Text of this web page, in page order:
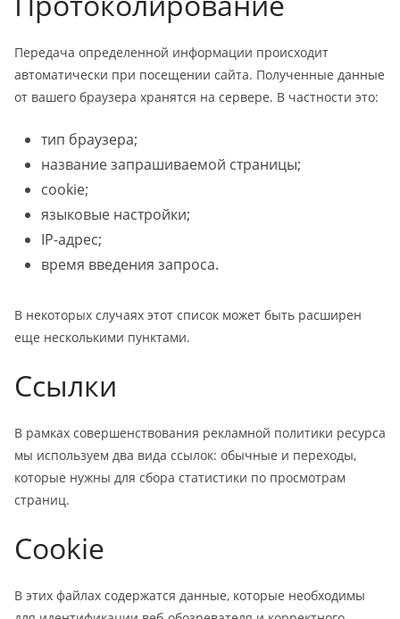
Передача определенной информации происходит
автоматически при посещении сайта. Полученные данные
от вашего браузера хранятся на сервере. В частности это:
тип браузера;
название запрашиваемой страницы;
cookie;
языковые настройки;
IP-адрес;
время введения запроса.
В некоторых случаях этот список может быть расширен
еще несколькими пунктами.
Ссылки
В рамках совершенствования рекламной политики ресурса
мы используем два вида ссылок: обычные и переходы,
которые нужны для сбора статистики по просмотрам
страниц.
Cookie
В этих файлах содержатся данные, которые необходимы